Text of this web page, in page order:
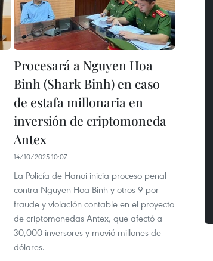
Procesará a Nguyen Hoa
Binh (Shark Binh) en caso
de estafa millonaria en
inversión de criptomoneda
Antex
14/10/2025 10:07
La Policía de Hanoi inicia proceso penal
contra Nguyen Hoa Binh y otros 9 por
fraude y violación contable en el proyecto
de criptomonedas Antex, que afectó a
30,000 inversores y movió millones de
dólares.